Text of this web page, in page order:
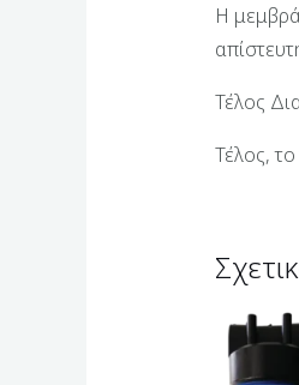
Η
Τέλος
Τέλος,